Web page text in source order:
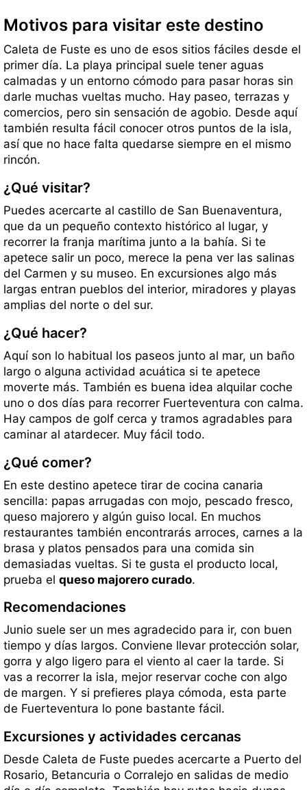
Motivos para visitar este destino
Caleta de Fuste es uno de esos sitios fáciles desde el
primer día. La playa principal suele tener aguas
calmadas y un entorno cómodo para pasar horas sin
darle muchas vueltas mucho. Hay paseo, terrazas y
comercios, pero sin sensación de agobio. Desde aquí
también resulta fácil conocer otros puntos de la isla,
así que no hace falta quedarse siempre en el mismo
rincón.
¿Qué visitar?
Puedes acercarte al castillo de San Buenaventura,
que da un pequeño contexto histórico al lugar, y
recorrer la franja marítima junto a la bahía. Si te
apetece salir un poco, merece la pena ver las salinas
del Carmen y su museo. En excursiones algo más
largas entran pueblos del interior, miradores y playas
amplias del norte o del sur.
¿Qué hacer?
Aquí son lo habitual los paseos junto al mar, un baño
largo o alguna actividad acuática si te apetece
moverte más. También es buena idea alquilar coche
uno o dos días para recorrer Fuerteventura con calma.
Hay campos de golf cerca y tramos agradables para
caminar al atardecer. Muy fácil todo.
¿Qué comer?
En este destino apetece tirar de cocina canaria
sencilla: papas arrugadas con mojo, pescado fresco,
queso majorero y algún guiso local. En muchos
restaurantes también encontrarás arroces, carnes a la
brasa y platos pensados para una comida sin
demasiadas vueltas. Si te gusta el producto local,
prueba el queso majorero curado.
Recomendaciones
Junio suele ser un mes agradecido para ir, con buen
tiempo y días largos. Conviene llevar protección solar,
gorra y algo ligero para el viento al caer la tarde. Si
vas a recorrer la isla, mejor reservar coche con algo
de margen. Y si prefieres playa cómoda, esta parte
de Fuerteventura lo pone bastante fácil.
Excursiones y actividades cercanas
Desde Caleta de Fuste puedes acercarte a Puerto del
Rosario, Betancuria o Corralejo en salidas de medio